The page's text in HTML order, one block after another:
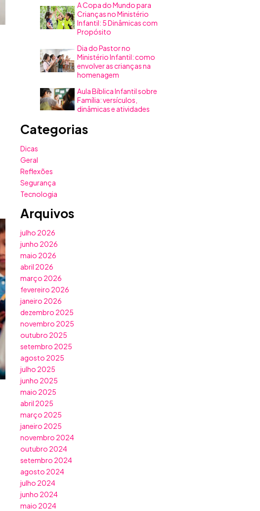
A Copa do Mundo para
Crianças no Ministério
Infantil: 5 Dinâmicas com
Propósito
Dia do Pastor no
Ministério Infantil: como
envolver as crianças na
homenagem
Aula Bíblica Infantil sobre
Família: versículos,
dinâmicas e atividades
Categorias
Dicas
Geral
Reflexões
Segurança
Tecnologia
Arquivos
julho 2026
junho 2026
maio 2026
abril 2026
março 2026
fevereiro 2026
janeiro 2026
dezembro 2025
novembro 2025
outubro 2025
setembro 2025
agosto 2025
julho 2025
junho 2025
maio 2025
abril 2025
março 2025
janeiro 2025
novembro 2024
outubro 2024
setembro 2024
agosto 2024
julho 2024
junho 2024
maio 2024